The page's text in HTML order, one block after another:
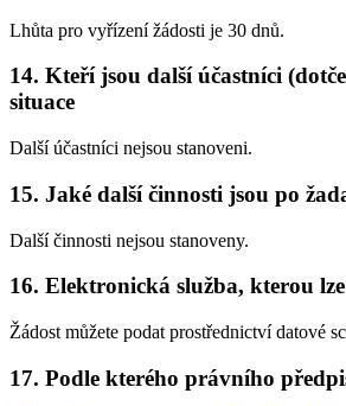
Lhůta pro vyřízení žádosti je 30 dnů.
14. Kteří jsou další účastníci
situace
Další účastníci nejsou stanoveni.
15. Jaké další činnosti jsou po
Další činnosti nejsou stanoveny.
16. Elektronická služba, kterou
Žádost můžete podat prostřednictví datové
17. Podle kterého právního